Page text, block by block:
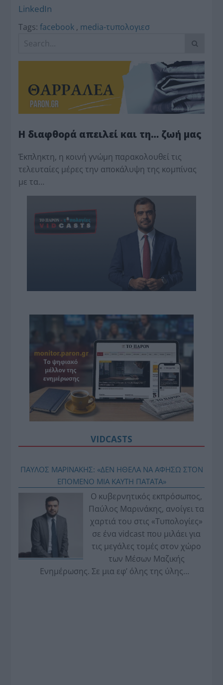
LinkedIn
Tags: facebook , media-τυπολογιεσ
Η διαφθορά απειλεί και τη… ζωή μας
Έκπληκτη, η κοινή γνώμη παρακολουθεί τις
τελευταίες μέρες την αποκάλυψη της κο­μπίνας
με τα…
VIDCASTS
ΠΑΥΛΟΣ ΜΑΡΙΝΑΚΗΣ: «ΔΕΝ ΗΘΕΛΑ ΝΑ ΑΦΗΣΩ ΣΤΟΝ
ΕΠΟΜΕΝΟ ΜΙΑ ΚΑΥΤΗ ΠΑΤΑΤΑ»
Ο κυβερνητικός εκπρόσωπος,
Παύλος Μαρινάκης, ανοίγει τα
χαρτιά του στις «Τυπολογίες»
σε ένα vidcast που μιλάει για
τις μεγάλες τομές στον χώρο
των Μέσων Μαζικής
Ενημέρωσης. Σε μια εφ’ όλης της ύλης